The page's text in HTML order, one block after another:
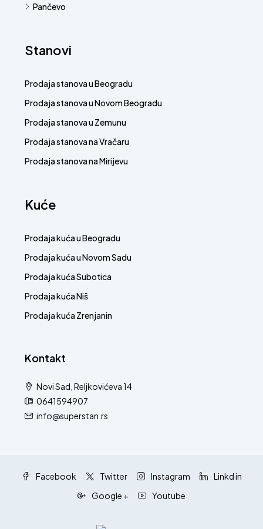
Pančevo
Stanovi
Prodaja stanova u Beogradu
Prodaja stanova u Novom Beogradu
Prodaja stanova u Zemunu
Prodaja stanova na Vračaru
Prodaja stanova na Mirijevu
Kuće
Prodaja kuća u Beogradu
Prodaja kuća u Novom Sadu
Prodaja kuća Subotica
Prodaja kuća Niš
Prodaja kuća Zrenjanin
Kontakt
Novi Sad, Reljkovićeva 14
0641594907
info@superstan.rs
Facebook Twitter Instagram
Linkd in
Google +
Youtube